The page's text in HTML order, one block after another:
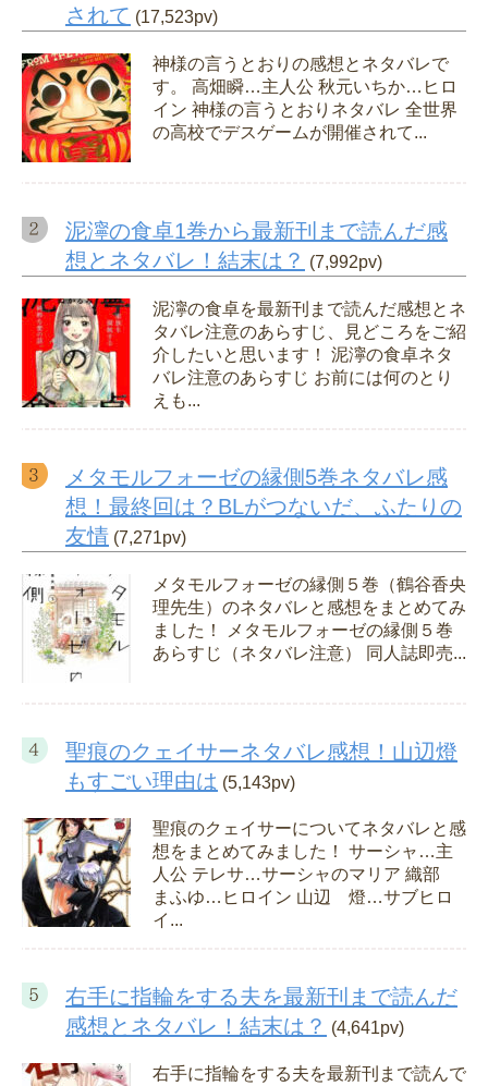
されて (17,523pv)
神様の言うとおりの感想とネタバレで
す。 高畑瞬…主人公 秋元いちか…ヒロ
イン 神様の言うとおりネタバレ 全世界
の高校でデスゲームが開催されて...
泥濘の食卓1巻から最新刊まで読んだ感
想とネタバレ！結末は？ (7,992pv)
泥濘の食卓を最新刊まで読んだ感想とネ
タバレ注意のあらすじ、見どころをご紹
介したいと思います！ 泥濘の食卓ネタ
バレ注意のあらすじ お前には何のとり
えも...
メタモルフォーゼの縁側5巻ネタバレ感
想！最終回は？BLがつないだ、ふたりの
友情 (7,271pv)
メタモルフォーゼの縁側５巻（鶴谷香央
理先生）のネタバレと感想をまとめてみ
ました！ メタモルフォーゼの縁側５巻
あらすじ（ネタバレ注意） 同人誌即売...
聖痕のクェイサーネタバレ感想！山辺燈
もすごい理由は (5,143pv)
聖痕のクェイサーについてネタバレと感
想をまとめてみました！ サーシャ…主
人公 テレサ…サーシャのマリア 織部
まふゆ…ヒロイン 山辺 燈…サブヒロ
イ...
右手に指輪をする夫を最新刊まで読んだ
感想とネタバレ！結末は？ (4,641pv)
右手に指輪をする夫を最新刊まで読んで